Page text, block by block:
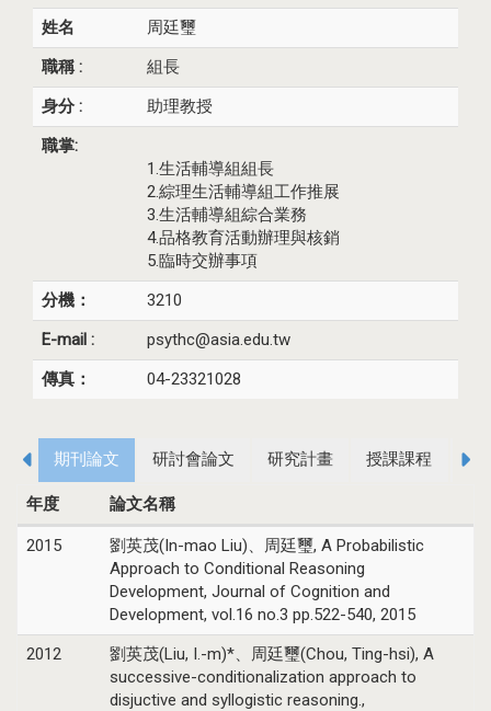
姓名
周廷璽
職稱 :
組長
身分 :
助理教授
職掌:
1.生活輔導組組長
2.綜理生活輔導組工作推展
3.生活輔導組綜合業務
4.品格教育活動辦理與核銷
5.臨時交辦事項
分機：
3210
E-mail :
psythc@asia.edu.tw
傳真：
04-23321028
期刊論文 研討會論文 研究計畫 授課課程 指
年度 論文名稱
2015
劉英茂(In-mao Liu)、周廷璽, A Probabilistic
Approach to Conditional Reasoning
Development, Journal of Cognition and
Development, vol.16 no.3 pp.522-540, 2015
2012
劉英茂(Liu, I.-m)*、周廷璽(Chou, Ting-hsi), A
successive-conditionalization approach to
disjuctive and syllogistic reasoning.,